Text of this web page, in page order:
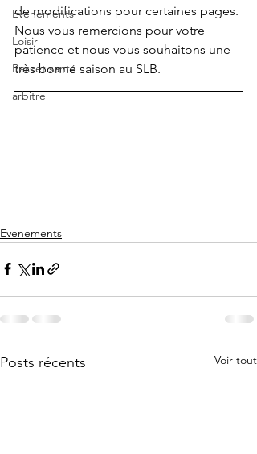
Evenements
Loisir
Basket santé
arbitre
de modifications pour certaines pages.
Nous vous remercions pour votre
patience et nous vous souhaitons une
très bonne saison au SLB.
Evenements
Posts récents Voir tout